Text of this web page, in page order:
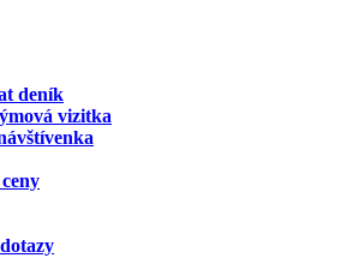
deník
vizitka